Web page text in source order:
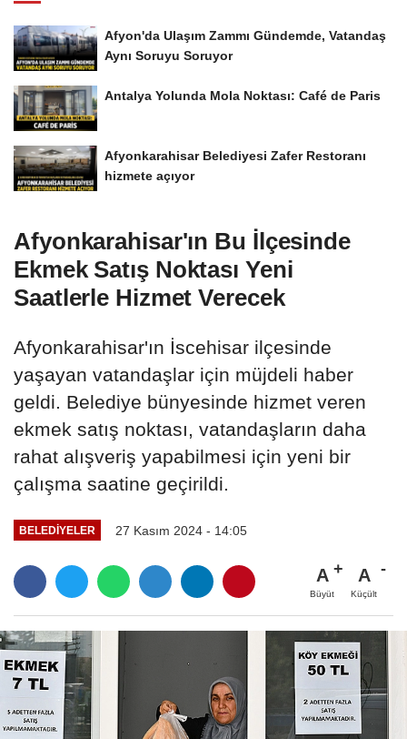
Afyon'da Ulaşım Zammı Gündemde, Vatandaş
Aynı Soruyu Soruyor
Antalya Yolunda Mola Noktası: Café de Paris
Afyonkarahisar Belediyesi Zafer Restoranı
hizmete açıyor
Afyonkarahisar'ın Bu İlçesinde
Ekmek Satış Noktası Yeni
Saatlerle Hizmet Verecek
Afyonkarahisar'ın İscehisar ilçesinde
yaşayan vatandaşlar için müjdeli haber
geldi. Belediye bünyesinde hizmet veren
ekmek satış noktası, vatandaşların daha
rahat alışveriş yapabilmesi için yeni bir
çalışma saatine geçirildi.
BELEDIYELER 27 Kasım 2024 - 14:05
A
Büyüt
A
Küçült